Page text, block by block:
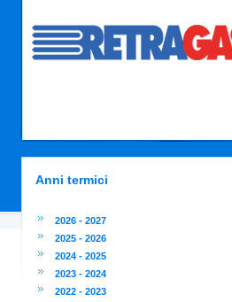
Anni termici
2026 - 2027
2025 - 2026
2024 - 2025
2023 - 2024
2022 - 2023